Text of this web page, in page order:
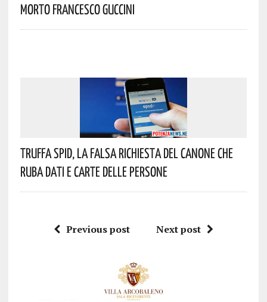
Morto Francesco Guccini
Truffa Spid, La Falsa Richiesta Del Canone Che
Ruba Dati E Carte Delle Persone
Previous post Next post